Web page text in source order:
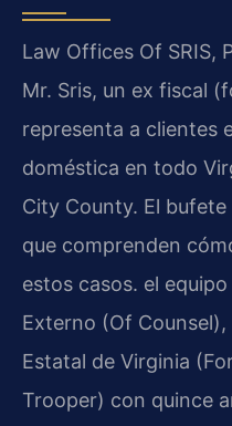
Law Offices Of SRIS,
Mr. Sris, un ex fiscal
representa a clientes
doméstica en todo
City County. El
que comprenden
estos casos. el
Externo (Of
Estatal de Virginia
Trooper) con quince